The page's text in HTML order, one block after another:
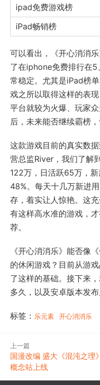
ipad免费游戏榜
iPad畅销榜
可以看出，《开心消消
了在iphone免费排行在
常稳定。尤其是iPad榜
戏之所以取得这样的表
平台就较为火爆、玩家
后，未来能否继续霸榜，
这款游戏目前的真实数
营总监River，我们了解
122万，日活跃65万，
48%。每天十几万新进
存，着实让人惊艳。这
有这样高水准的游戏，
荐。
《开心消消乐》能否像
的休闲游戏？目前从游
了这样的基础。接下来
多久，以及安卓版本发布
标签： 乐元素 开心消消乐
上一篇
国漫改编 盛大《混沌之理》
概念站上线